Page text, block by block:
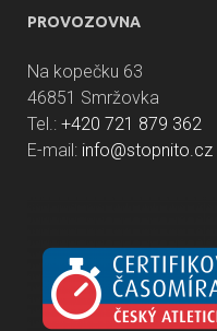
PROVOZOVNA
Na kopečku 63
46851 Smržovka
Tel.: +420 721 879 362
E-mail: info@stopnito.cz